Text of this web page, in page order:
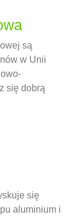
są
w Unii
się dobrą
się
aluminium i